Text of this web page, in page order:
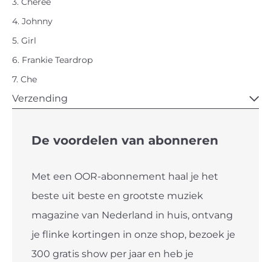
4. Johnny
5. Girl
6. Frankie Teardrop
7. Che
Verzending
De voordelen van abonneren
Met een OOR-abonnement haal je het
beste uit beste en grootste muziek
magazine van Nederland in huis, ontvang
je flinke kortingen in onze shop, bezoek je
300 gratis show per jaar en heb je